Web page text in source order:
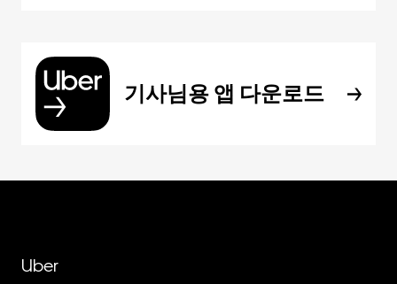
기사님용 앱 다운로드
Uber